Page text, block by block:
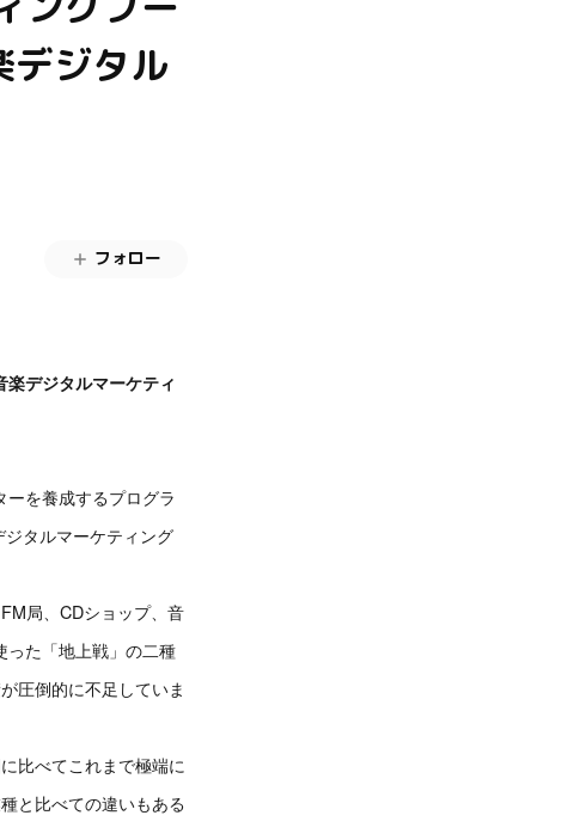
デジタル
フォロー
デジタルマーケティ
を養成するプログラ
タルマーケティング
局、CDショップ、音
った「地上戦」の二種
圧倒的に不足していま
比べてこれまで極端に
と比べての違いもある